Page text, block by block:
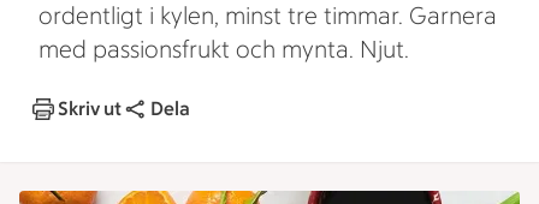
ordentligt i kylen, minst tre timmar. Garnera
med passionsfrukt och mynta. Njut.
Skriv ut Dela